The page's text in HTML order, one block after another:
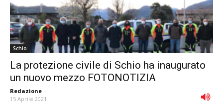
Schio
La protezione civile di Schio ha inaugurato
un nuovo mezzo FOTONOTIZIA
Redazione -
15 Aprile 2021